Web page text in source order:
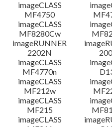
imageCLASS
MF4750
imageCLASS
MF8280Cw
imageRUNNER
2202N
imageCLASS
MF4770n
imageCLASS
MF212w
imageCLASS
MF215
imageCLASS